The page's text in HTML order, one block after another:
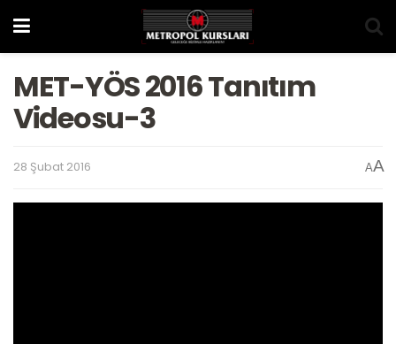
MET-YÖS 2016 Tanıtım
Videosu-3
28 Şubat 2016 AA